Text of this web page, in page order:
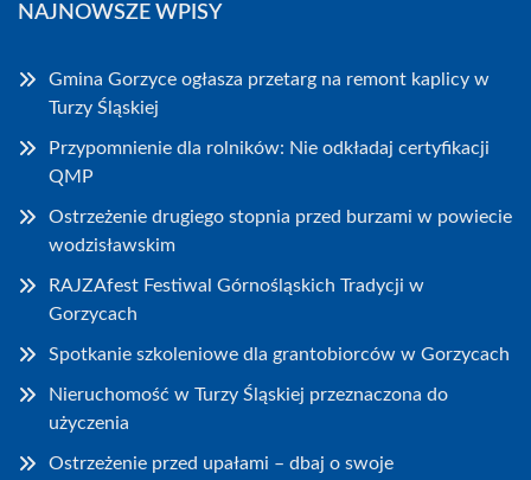
NAJNOWSZE WPISY
Gmina Gorzyce ogłasza przetarg na remont kaplicy w
Turzy Śląskiej
Przypomnienie dla rolników: Nie odkładaj certyfikacji
QMP
Ostrzeżenie drugiego stopnia przed burzami w powiecie
wodzisławskim
RAJZAfest Festiwal Górnośląskich Tradycji w
Gorzycach
Spotkanie szkoleniowe dla grantobiorców w Gorzycach
Nieruchomość w Turzy Śląskiej przeznaczona do
użyczenia
Ostrzeżenie przed upałami – dbaj o swoje